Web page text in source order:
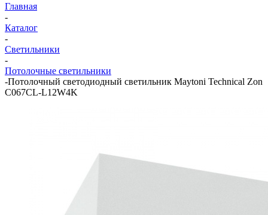
Главная
-
Каталог
-
Светильники
-
Потолочные светильники
-Потолочный светодиодный светильник Maytoni Technical Zon
C067CL-L12W4K